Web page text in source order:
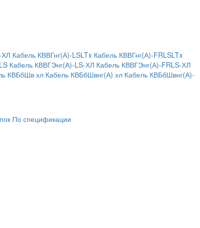
ХЛ Кабель КВВГнг(А)-LSLTx Кабель КВВГнг(А)-FRLSLTx
Кабель КВВГЭнг(А)-LS-ХЛ Кабель КВВГЭнг(А)-FRLS-ХЛ
КВБбШв хл Кабель КВБбШвнг(А) хл Кабель КВБбШвнг(А)-
По спецификации